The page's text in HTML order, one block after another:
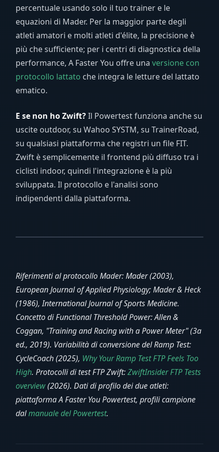
percentuale usando solo il tuo trainer e le
equazioni di Mader. Per la maggior parte degli
atleti amatori e molti atleti d'élite, la precisione è
più che sufficiente; per i centri di diagnostica della
performance, A Faster You offre una versione con
protocollo lattato che integra le letture del lattato
ematico.
E se non ho Zwift?Il Powertest funziona anche su
uscite outdoor, su Wahoo SYSTM, su TrainerRoad,
su qualsiasi piattaforma che registri un file FIT.
Zwift è semplicemente il frontend più diffuso tra i
ciclisti indoor, quindi l'integrazione è la più
sviluppata. Il protocollo e l'analisi sono
indipendenti dalla piattaforma.
Riferimenti al protocollo Mader: Mader (2003),
European Journal of Applied Physiology; Mader & Heck
(1986), International Journal of Sports Medicine.
Concetto di Functional Threshold Power: Allen &
Coggan, "Training and Racing with a Power Meter" (3a
ed., 2019). Variabilità di conversione del Ramp Test:
CycleCoach (2025), Why Your Ramp Test FTP Feels Too
High. Protocolli di test FTP Zwift:ZwiftInsider FTP Tests
overview(2026). Dati di profilo dei due atleti:
piattaforma A Faster You Powertest, profili campione
dalmanuale del Powertest.